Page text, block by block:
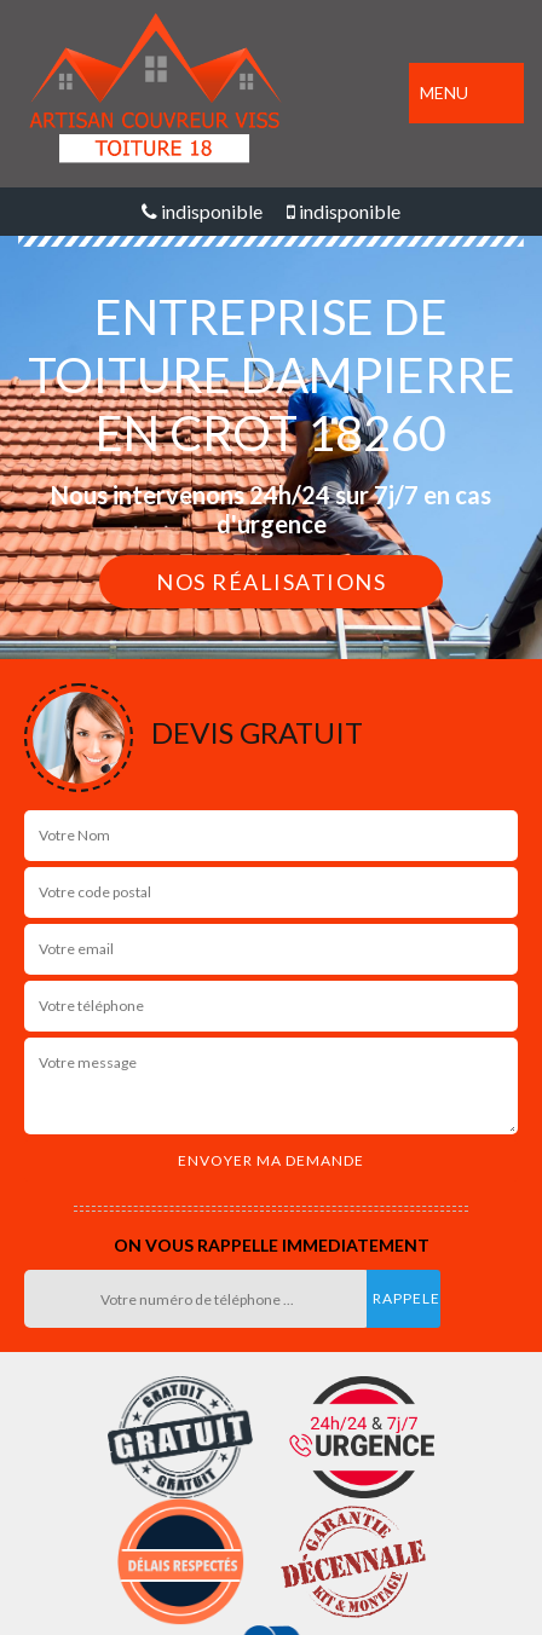
MENU
indisponible indisponible
ENTREPRISE DE
TOITURE DAMPIERRE
EN CROT 18260
Nous intervenons 24h/24 sur 7j/7 en cas
d'urgence
NOS RÉALISATIONS
DEVIS GRATUIT
ON VOUS RAPPELLE IMMEDIATEMENT